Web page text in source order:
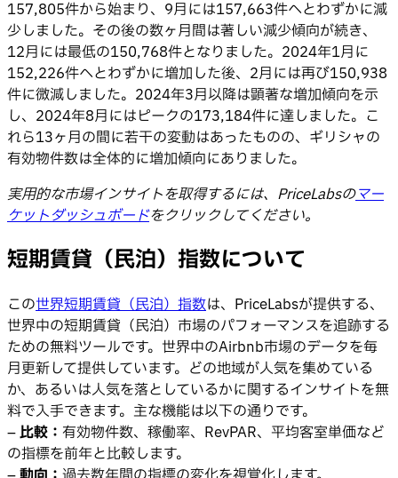
157,805件から始まり、9月には157,663件へとわずかに減
少しました。その後の数ヶ月間は著しい減少傾向が続き、
12月には最低の150,768件となりました。2024年1月に
152,226件へとわずかに増加した後、2月には再び150,938
件に微減しました。2024年3月以降は顕著な増加傾向を示
し、2024年8月にはピークの173,184件に達しました。こ
れら13ヶ月の間に若干の変動はあったものの、ギリシャの
有効物件数は全体的に増加傾向にありました。
実用的な市場インサイトを取得するには、PriceLabsのマー
ケットダッシュボードをクリックしてください。
短期賃貸（民泊）指数について
この世界短期賃貸（民泊）指数は、PriceLabsが提供する、
世界中の短期賃貸（民泊）市場のパフォーマンスを追跡する
ための無料ツールです。世界中のAirbnb市場のデータを毎
月更新して提供しています。どの地域が人気を集めている
か、あるいは人気を落としているかに関するインサイトを無
料で入手できます。主な機能は以下の通りです。
–比較： 有効物件数、稼働率、RevPAR、平均客室単価など
の指標を前年と比較します。